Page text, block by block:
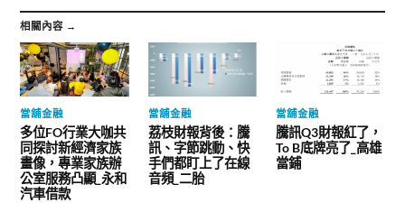
相關內容 →
當舖金融
多位FO行業大咖共
同探討新經濟家族
畫像，專業家族辦
公室服務凸顯_永和
汽車借款
當舖金融
荔枝財報背後：騰
訊、字節跳動、快
手們都盯上了在線
音頻_二胎
當舖金融
騰訊Q3財報紅了，
To B底牌亮了_高雄
當鋪